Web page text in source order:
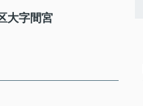
大字間宮